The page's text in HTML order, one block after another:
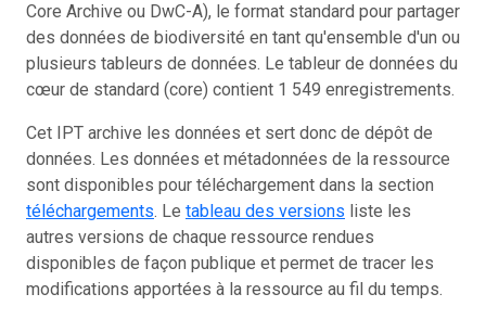
Core Archive ou DwC-A), le format standard pour partager
des données de biodiversité en tant qu'ensemble d'un ou
plusieurs tableurs de données. Le tableur de données du
cœur de standard (core) contient 1 549 enregistrements.
Cet IPT archive les données et sert donc de dépôt de
données. Les données et métadonnées de la ressource
sont disponibles pour téléchargement dans la section
téléchargements. Le tableau des versions liste les
autres versions de chaque ressource rendues
disponibles de façon publique et permet de tracer les
modifications apportées à la ressource au fil du temps.